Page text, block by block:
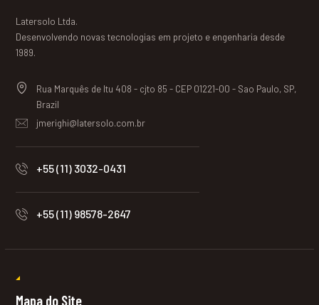
Latersolo Ltda.
Desenvolvendo novas tecnologias em projeto e engenharia desde
1989.
Rua Marquês de Itu 408 - cjto 85 - CEP 01221-00 - Sao Paulo, SP,
Brazil
jmerighi@latersolo.com.br
+55 (11) 3032-0431
+55 (11) 98578-2647
Mapa do Site